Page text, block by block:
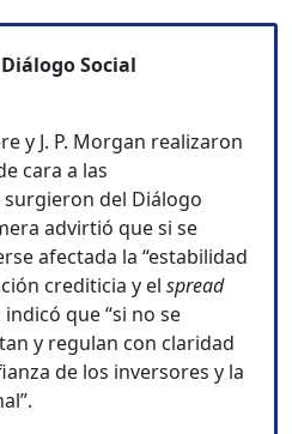
Social
y J. P. Morgan realizaron
cara a las
del Diálogo
advirtió que si se
afectada la “estabilidad
crediticia y el spread
que “si no se
y regulan con claridad
de los inversores y la